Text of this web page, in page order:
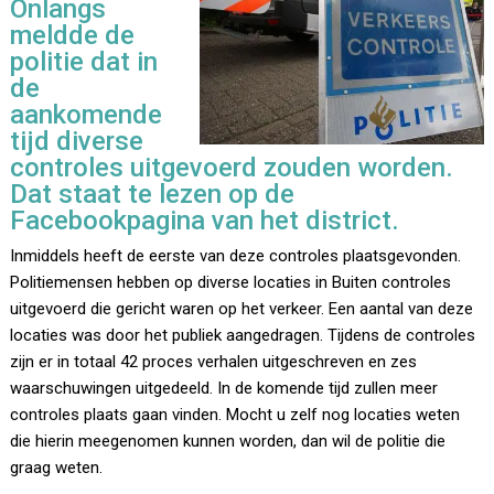
Onlangs
meldde de
politie dat in
de
aankomende
tijd diverse
controles uitgevoerd zouden worden.
Dat staat te lezen op de
Facebookpagina van het district.
Inmiddels heeft de eerste van deze controles plaatsgevonden.
Politiemensen hebben op diverse locaties in Buiten controles
uitgevoerd die gericht waren op het verkeer. Een aantal van deze
locaties was door het publiek aangedragen. Tijdens de controles
zijn er in totaal 42 proces verhalen uitgeschreven en zes
waarschuwingen uitgedeeld. In de komende tijd zullen meer
controles plaats gaan vinden. Mocht u zelf nog locaties weten
die hierin meegenomen kunnen worden, dan wil de politie die
graag weten.